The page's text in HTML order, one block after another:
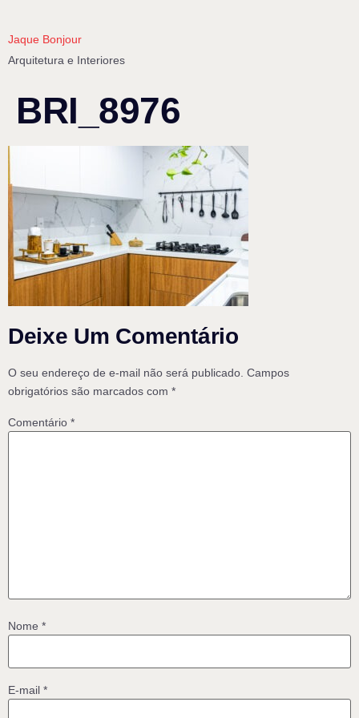
Jaque Bonjour
Arquitetura e Interiores
BRI_8976
Deixe Um Comentário
O seu endereço de e-mail não será publicado. Campos
obrigatórios são marcados com *
Comentário *
Nome *
E-mail *